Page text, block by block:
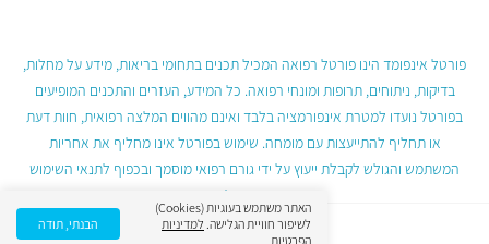
פורטל אינפומד הינו פורטל רפואה המכיל תכנים בתחומי בריאות, מידע על מחלות,
בדיקות, ניתוחים, תרופות ומונחי רפואה. כל המידע, העזרים והתכנים המופיעים
בפורטל נועדו למטרת אינפורמציה בלבד ואינם מהווים המלצה רפואית, חוות דעת
או תחליף להתייעצות עם מומחה. שימוש בפורטל אינו מחליף את אחריות
המשתמש והגולש לקבלת ייעוץ על ידי גורם רפואי מוסמך ובכפוף לתנאי השימוש
בפורטל.
האתר משתמש בעוגיות (Cookies)
לשיפור חוויית הגלישה. למדיניות
הפרטיות
הבנתי, תודה